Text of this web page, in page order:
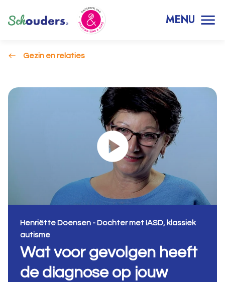
MENU
Gezin en relaties
Henriëtte Doensen - Dochter met IASD, klassiek
autisme
Wat voor gevolgen heeft
de diagnose op jouw